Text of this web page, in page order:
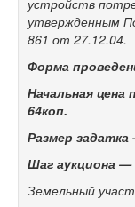
устройств
утвержденным
861 от 27.12.04.
Форма
Начальная
64коп.
Размер
Шаг аукциона —
Земельный